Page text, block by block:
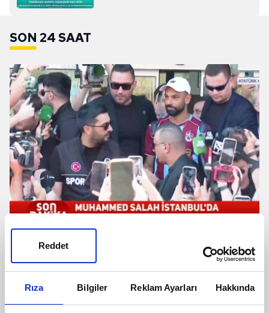
Rıza Bilgiler Reklam Ayarları Hakkında
Reddet
SON 24 SAAT
Salah'a İstanbul'da coşkulu karşılama!
İşte o anlar